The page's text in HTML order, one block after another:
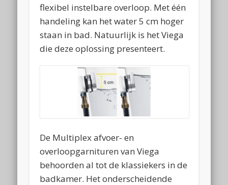
flexibel instelbare overloop. Met één
handeling kan het water 5 cm hoger
staan in bad. Natuurlijk is het Viega
die deze oplossing presenteert.
De Multiplex afvoer- en
overloopgarnituren van Viega
behoorden al tot de klassiekers in de
badkamer. Het onderscheidende